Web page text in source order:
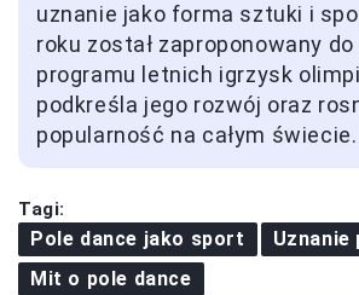
uznanie jako forma sztuki i
roku został zaproponowany do
programu letnich igrzysk
podkreśla jego rozwój oraz
popularność na całym świecie.
Tagi:
Pole dance jako sport
Uznanie
Mit o pole dance